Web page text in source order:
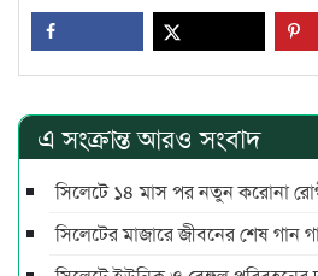
এ সংক্রান্ত আরও সংবাদ
সিলেটে ১৪ মাস পর নতুন করোনা
সিলেটের মাজারে জীবনের শেষ গান